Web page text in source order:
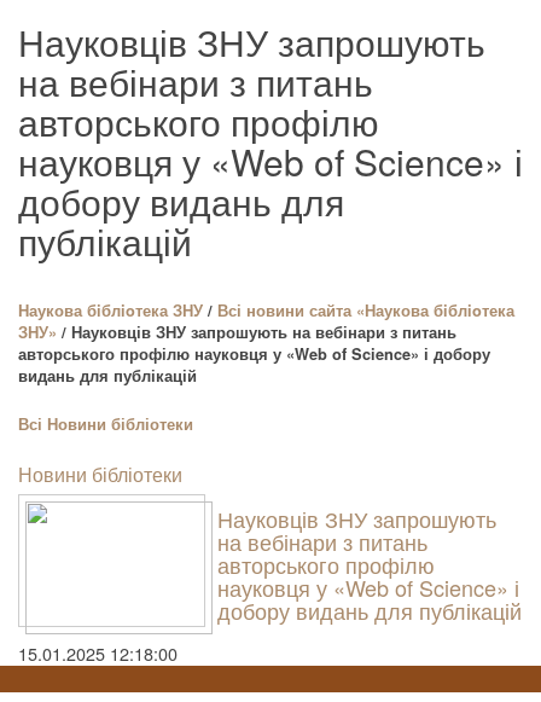
Науковців ЗНУ запрошують
на вебінари з питань
авторського профілю
науковця у «Web of Science» і
добору видань для
публікацій
Наукова бiблioтека ЗНУ / Всі новини сайта «Наукова бiблioтека
ЗНУ» / Науковців ЗНУ запрошують на вебінари з питань
авторського профілю науковця у «Web of Science» і добору
видань для публікацій
Всі Новини бібліотеки
Новини бібліотеки
Науковців ЗНУ запрошують
на вебінари з питань
авторського профілю
науковця у «Web of Science» і
добору видань для публікацій
15.01.2025 12:18:00